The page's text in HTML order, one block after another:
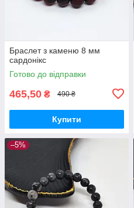
Браслет з каменю 8 мм
сардонікс
Готово до відправки
465,50 ₴ 490 ₴
Купити
–5%